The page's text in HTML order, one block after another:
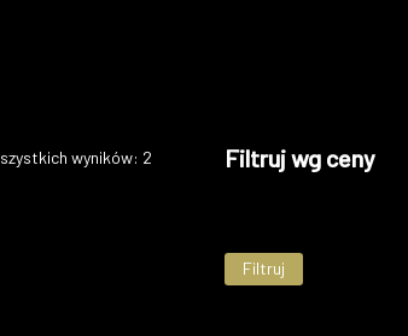
wyników: 2 Filtruj wg ceny
Filtruj